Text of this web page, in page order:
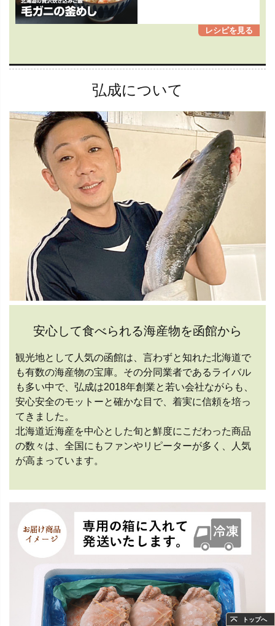
弘成について
安心して食べられる海産物を函館から
観光地として人気の函館は、言わずと知れた北海道で
も有数の海産物の宝庫。その分同業者であるライバル
も多い中で、弘成は2018年創業と若い会社ながらも、
安心安全のモットーと確かな目で、着実に信頼を培っ
てきました。
北海道近海産を中心とした旬と鮮度にこだわった商品
の数々は、全国にもファンやリピーターが多く、人気
が高まっています。
トップへ